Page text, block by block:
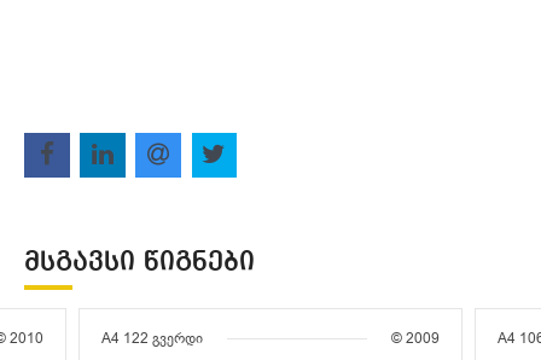
ᲛᲡᲒᲐᲕᲡᲘ ᲬᲘᲒᲜᲔᲑᲘ
2010 A4 122 გვერდი © 2009 A4